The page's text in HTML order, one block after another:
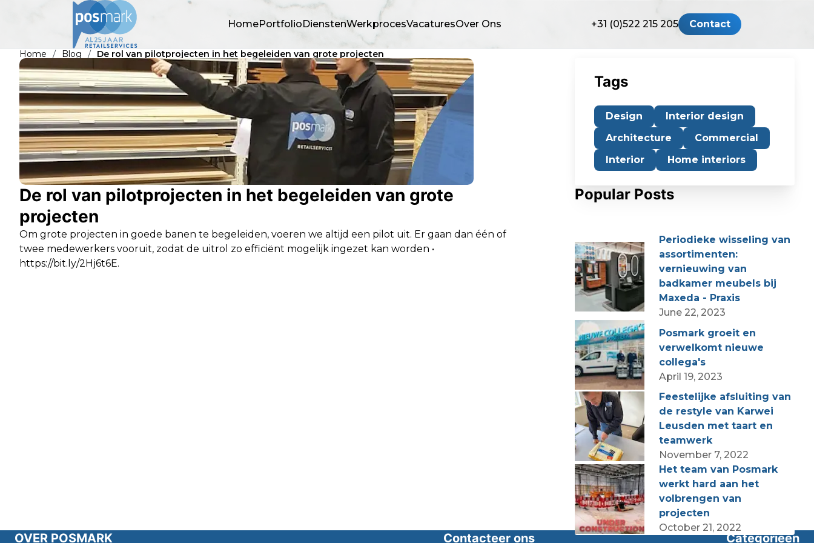
HomePortfolioDienstenWerkprocesVacaturesOver Ons +31 (0)522 215 205 Contact
Home / Blog / De rol van pilotprojecten in het begeleiden van grote projecten
De rol van pilotprojecten in het begeleiden van grote
projecten
Om grote projecten in goede banen te begeleiden, voeren we altijd een pilot uit. Er gaan dan één of
twee medewerkers vooruit, zodat de uitrol zo efficiënt mogelijk ingezet kan worden •
https://bit.ly/2Hj6t6E.
Tags
Design
Interior design
Architecture
Commercial
Interior
Home interiors
Popular Posts
Periodieke wisseling van
assortimenten:
vernieuwing van
badkamer meubels bij
Maxeda - Praxis
June 22, 2023
Posmark groeit en
verwelkomt nieuwe
collega's
April 19, 2023
Feestelijke afsluiting van
de restyle van Karwei
Leusden met taart en
teamwerk
November 7, 2022
Het team van Posmark
werkt hard aan het
volbrengen van
projecten
October 21, 2022
OVER POSMARK Contacteer ons Categorieën